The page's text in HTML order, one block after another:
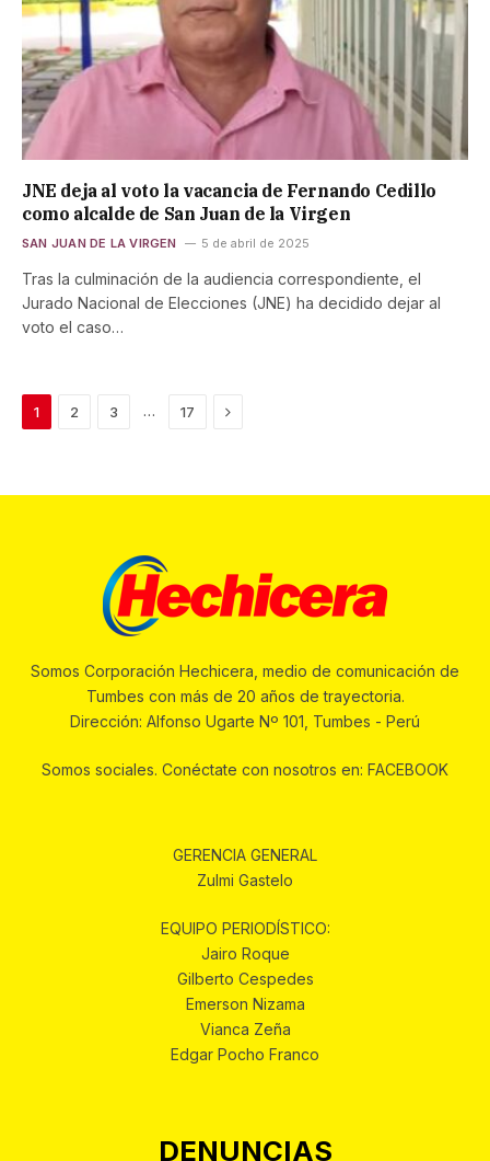
JNE deja al voto la vacancia de Fernando Cedillo
como alcalde de San Juan de la Virgen
SAN JUAN DE LA VIRGEN 5 de abril de 2025
Tras la culminación de la audiencia correspondiente, el
Jurado Nacional de Elecciones (JNE) ha decidido dejar al
voto el caso…
1 2 3 … 17 Next
Somos Corporación Hechicera, medio de comunicación de
Tumbes con más de 20 años de trayectoria.
Dirección: Alfonso Ugarte Nº 101, Tumbes - Perú
Somos sociales. Conéctate con nosotros en: FACEBOOK
GERENCIA GENERAL
Zulmi Gastelo
EQUIPO PERIODÍSTICO:
Jairo Roque
Gilberto Cespedes
Emerson Nizama
Vianca Zeña
Edgar Pocho Franco
DENUNCIAS